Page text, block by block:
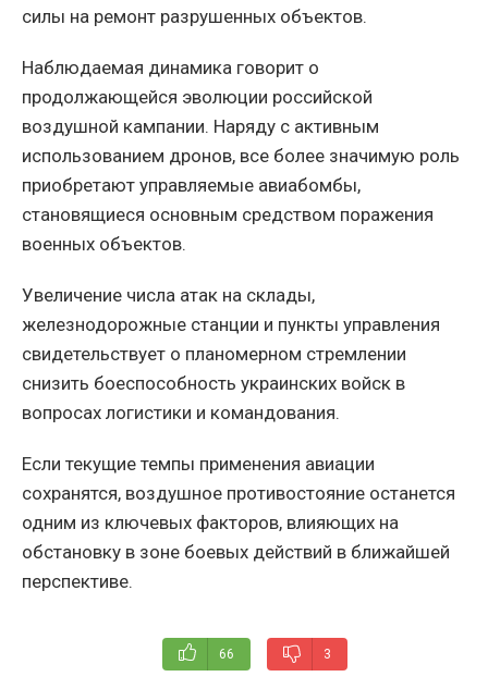
силы на ремонт разрушенных объектов.
Наблюдаемая динамика говорит о
продолжающейся эволюции российской
воздушной кампании. Наряду с активным
использованием дронов, все более значимую роль
приобретают управляемые авиабомбы,
становящиеся основным средством поражения
военных объектов.
Увеличение числа атак на склады,
железнодорожные станции и пункты управления
свидетельствует о планомерном стремлении
снизить боеспособность украинских войск в
вопросах логистики и командования.
Если текущие темпы применения авиации
сохранятся, воздушное противостояние останется
одним из ключевых факторов, влияющих на
обстановку в зоне боевых действий в ближайшей
перспективе.
66 3